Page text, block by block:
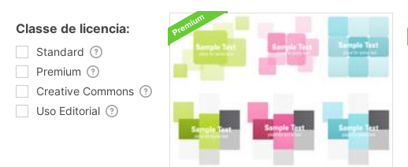
Classe de licencia:
Standard
Premium
Creative Commons
Uso Editorial